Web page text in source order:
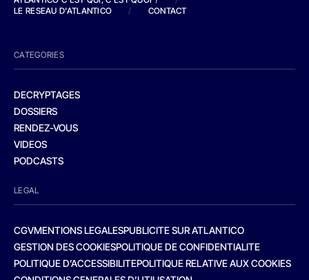
LE RESEAU D'ATLANTICO
/ CONTACT
CATEGORIES
DECRYPTAGES
DOSSIERS
RENDEZ-VOUS
VIDEOS
PODCASTS
LEGAL
CGVMENTIONS LEGALESPUBLICITE SUR ATLANTICO
GESTION DES COOKIESPOLITIQUE DE CONFIDENTIALITE
POLITIQUE D’ACCESSIBILITEPOLITIQUE RELATIVE AUX COOKIES